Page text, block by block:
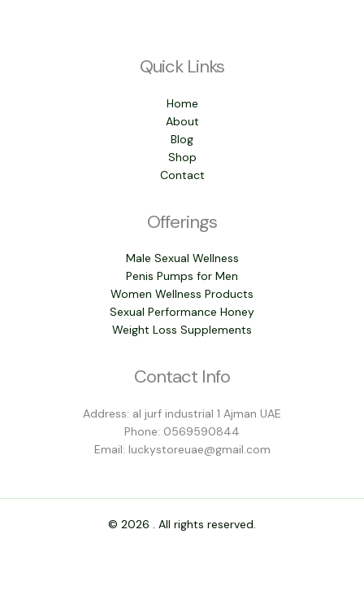
Quick Links
Home
About
Blog
Shop
Contact
Offerings
Male Sexual Wellness
Penis Pumps for Men
Women Wellness Products
Sexual Performance Honey
Weight Loss Supplements
Contact Info
Address: al jurf industrial 1 Ajman UAE
Phone: 0569590844
Email: luckystoreuae@gmail.com
© 2026 . All rights reserved.